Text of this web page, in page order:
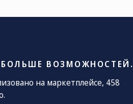
ВОЗМОЖНОСТЕЙ.
на маркетплейсе, 458